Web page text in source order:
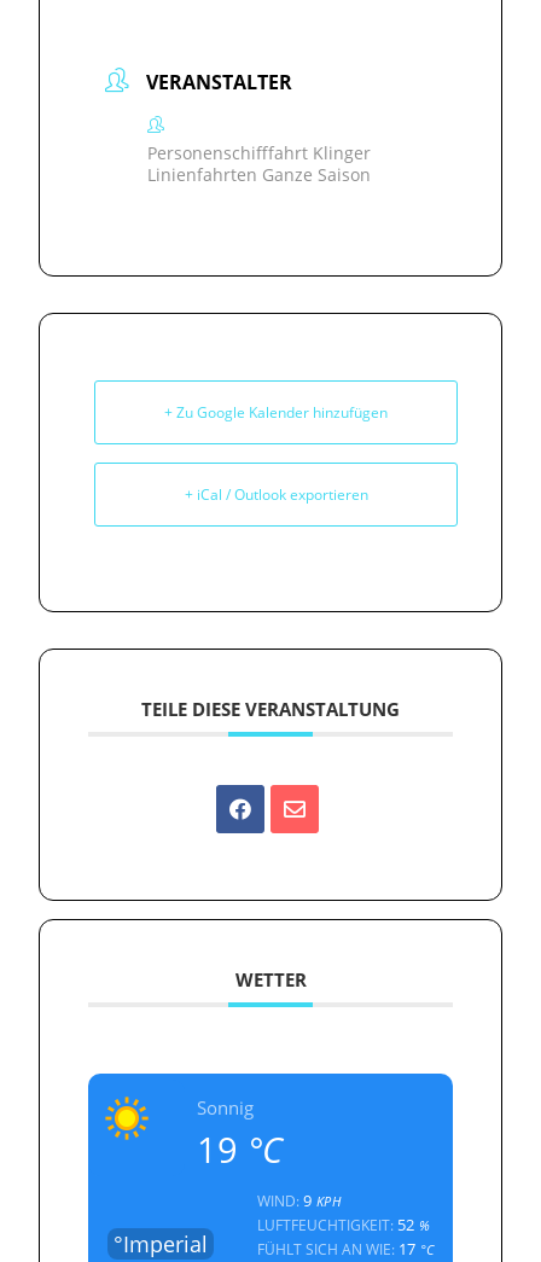
VERANSTALTER
Personenschifffahrt Klinger
Linienfahrten Ganze Saison
+ Zu Google Kalender hinzufügen
+ iCal / Outlook exportieren
TEILE DIESE VERANSTALTUNG
WETTER
Sonnig
19 °C
°Imperial
WIND:9 KPH
LUFTFEUCHTIGKEIT: 52 %
FÜHLT SICH AN WIE: 17 °C